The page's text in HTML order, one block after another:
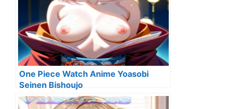
One Piece Watch Anime Yoasobi
Seinen Bishoujo